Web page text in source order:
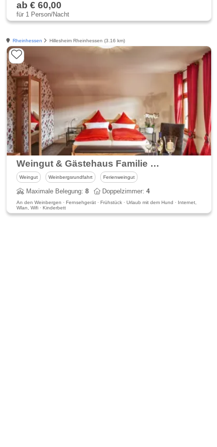
ab € 60,00
für 1 Person/Nacht
Rheinhessen Hillesheim Rheinhessen (3.16 km)
Weingut & Gästehaus Familie Räder
Weingut Weinbergsrundfahrt Ferienweingut
Maximale Belegung:8 Doppelzimmer:4
An den Weinbergen · Fernsehgerät · Frühstück · Urlaub mit dem Hund · Internet,
Wlan, Wifi · Kinderbett